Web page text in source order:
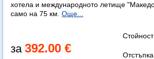
хотела и международното летище
само на 75 км. Още...
392.00 €